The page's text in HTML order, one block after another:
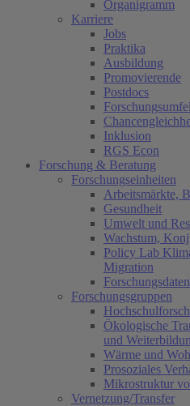
Organigramm
Karriere
Jobs
Praktika
Ausbildung
Promovierende
Postdocs
Inklusion
RGS Econ
Forschung & Beratung
Forschungseinheiten
Arbeitsmärkte,
Gesundheit
Umwelt und
Wachstum,
Policy Lab
Migration
Forschungsgruppen
Ökologische
und
Wärme und
Prosoziales
Mikrostruktur
Vernetzung/Transfer